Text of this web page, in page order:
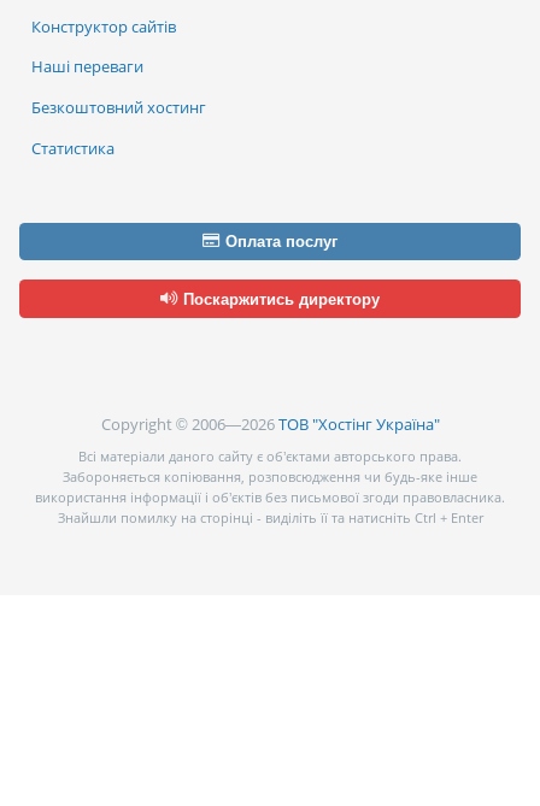
Конструктор сайтів
Наші переваги
Безкоштовний хостинг
Статистика
Оплата послуг
Поскаржитись директору
Copyright © 2006—2026ТОВ "Хостінг Україна"
Всі матеріали даного сайту є об’єктами авторського права.
Забороняється копіювання, розповсюдження чи будь-яке інше
використання інформації і об’єктів без письмової згоди правовласника.
Знайшли помилку на сторінці - виділіть її та натисніть Ctrl + Enter